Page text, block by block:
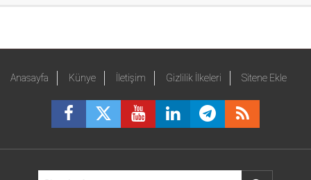
Anasayfa Künye İletişim Gizlilik İlkeleri Sitene Ekle